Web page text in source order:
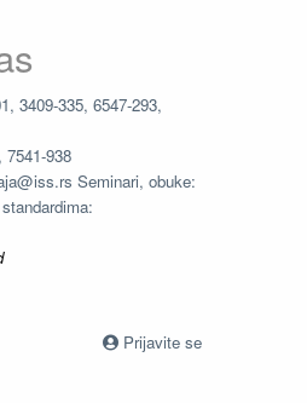
3409-335, 6547-293,
7541-938
Seminari, obuke:
Prijavite se